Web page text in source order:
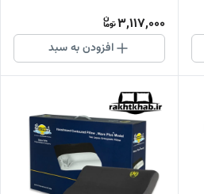
3,117,000
افزودن به سبد